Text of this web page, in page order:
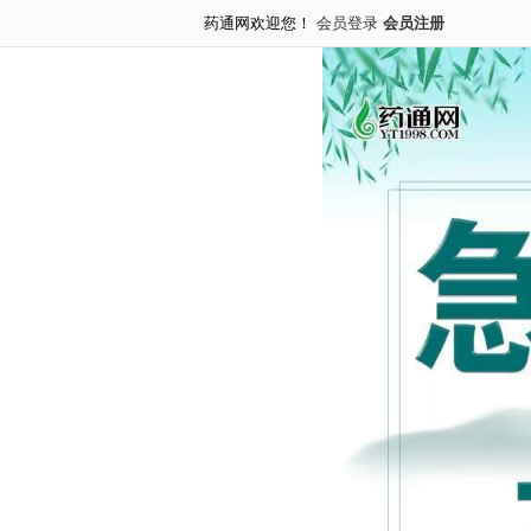
药通网欢迎您！ 会员登录 会员注册